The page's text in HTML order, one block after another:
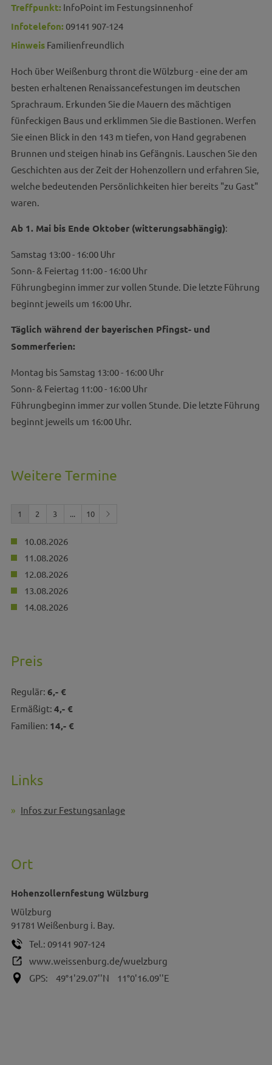
Treffpunkt: InfoPoint im Festungsinnenhof
Infotelefon: 09141 907-124
HinweisFamilienfreundlich
Hoch über Weißenburg thront die Wülzburg - eine der am
besten erhaltenen Renaissancefestungen im deutschen
Sprachraum. Erkunden Sie die Mauern des mächtigen
fünfeckigen Baus und erklimmen Sie die Bastionen. Werfen
Sie einen Blick in den 143 m tiefen, von Hand gegrabenen
Brunnen und steigen hinab ins Gefängnis. Lauschen Sie den
Geschichten aus der Zeit der Hohenzollern und erfahren Sie,
welche bedeutenden Persönlichkeiten hier bereits "zu Gast"
waren.
Ab 1. Mai bis Ende Oktober (witterungsabhängig):
Samstag 13:00 - 16:00 Uhr
Sonn- & Feiertag 11:00 - 16:00 Uhr
Führungbeginn immer zur vollen Stunde. Die letzte Führung
beginnt jeweils um 16:00 Uhr.
Täglich während der bayerischen Pfingst- und
Sommerferien:
Montag bis Samstag 13:00 - 16:00 Uhr
Sonn- & Feiertag 11:00 - 16:00 Uhr
Führungbeginn immer zur vollen Stunde. Die letzte Führung
beginnt jeweils um 16:00 Uhr.
Weitere Termine
1 2 3 ... 10
10.08.2026
11.08.2026
12.08.2026
13.08.2026
14.08.2026
Preis
Regulär: 6,- €
Ermäßigt: 4,- €
Familien: 14,- €
Links
Infos zur Festungsanlage
Ort
Hohenzollernfestung Wülzburg
Wülzburg
91781 Weißenburg i. Bay.
Tel.: 09141 907-124
www.weissenburg.de/wuelzburg
GPS:
49°1'29.07''N 11°0'16.09''E